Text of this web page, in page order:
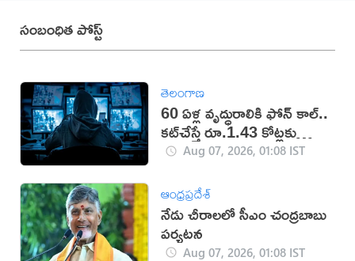
సంబంధిత పోస్ట్
తెలంగాణ
60 ఏళ్ల వృద్ధురాలికి ఫోన్ కాల్..
కట్‌చేస్తే రూ.1.43 కోట్లకు
టోకరాAug 07, 2026, 01:08 IST
ఆంధ్రప్రదేశ్
నేడు చీరాలలో సీఎం చంద్రబాబు
పర్యటన
Aug 07, 2026, 01:08 IST